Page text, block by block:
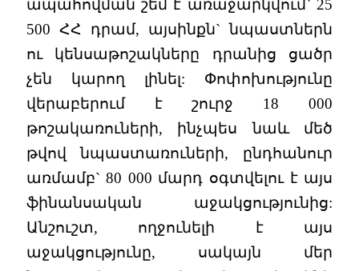
ապահովման շեմ է առաջարկվում` 25
500 ՀՀ դրամ, այսինքն` նպաստներն
ու կենսաթոշակները դրանից ցածր
չեն կարող լինել: Փոփոխությունը
վերաբերում է շուրջ 18 000
թոշակառուների, ինչպես նաև մեծ
թվով նպաստառուների, ընդհանուր
առմամբ` 80 000 մարդ օգտվելու է այս
ֆինանսական աջակցությունից:
Անշուշտ, ողջունելի է այս
աջակցությունը, սակայն մեր